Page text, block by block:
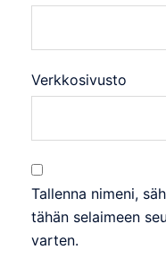
Verkkosivusto
Tallenna nimeni,
tähän selaimeen
varten.